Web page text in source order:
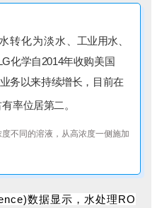
转化为淡水
、工业用水、
化学自2014年收购美国
务以来持续增长，目前在
率位居第二。
不同的溶液，从高浓度一侧施加
数据显示，水处理RO